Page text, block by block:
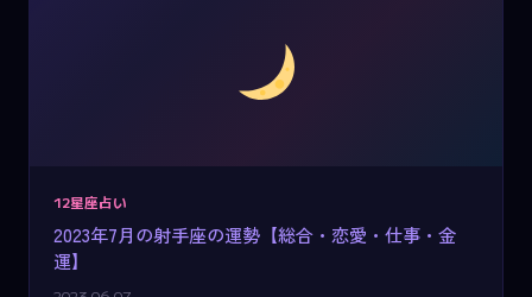
12星座占い
2023年7月の射手座の運勢【総合・恋愛・仕事・金
運】